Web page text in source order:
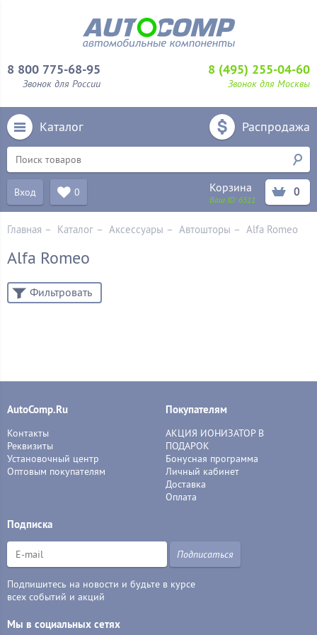
8 800 775-68-95
Звонок для России
8 (495) 255-04-60
Звонок для Москвы
Каталог Распродажа
Вход 0 Корзина
Ваш ID:6511
0
Главная – Каталог – Аксессуары – Автошторы – Alfa Romeo
Alfa Romeo
Фильтровать
AutoComp.Ru
Контакты
Реквизиты
Установочный центр
Оптовым покупателям
Покупателям
АКЦИЯ ИОНИЗАТОР В
ПОДАРОК
Бонусная программа
Личный кабинет
Доставка
Оплата
Подписка
Подписаться
Подпишитесь на новости и будьте в курсе
всех событий и акций
Мы в социальных сетях